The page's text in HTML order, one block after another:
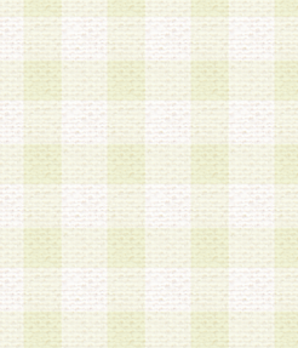
できるものとします。
契約を締結しこれを遵
の注意をもって当該情
a.本サービスに係る謝
b.会員からの電話、メ
c.モバイルリサーチ、
実施もしくは運営
d.その他これらに付随す
4.会員は、住所、電話
合は、速やかに当社所